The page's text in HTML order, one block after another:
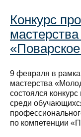
Конкурс
9 февраля в
мастерства
состоялся
среди
по компетенции